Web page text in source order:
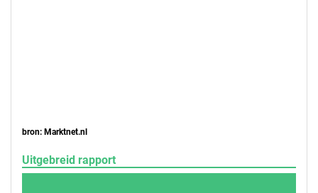
bron: Marktnet.nl
Uitgebreid rapport